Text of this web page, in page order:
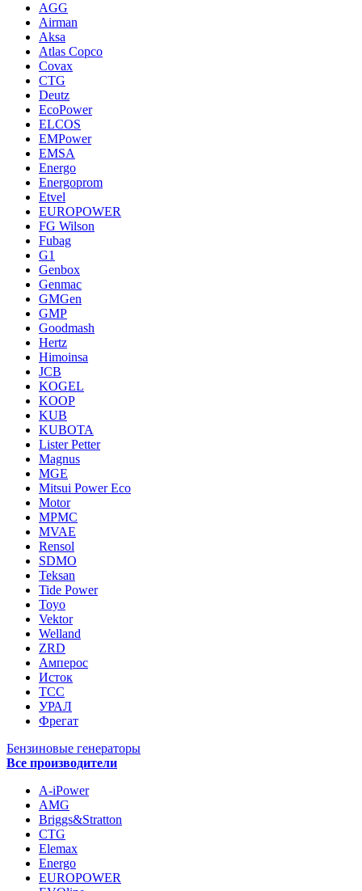
AGG
Airman
Aksa
Atlas Copco
Covax
CTG
Deutz
EcoPower
ELCOS
EMPower
EMSA
Energo
Energoprom
Etvel
EUROPOWER
FG Wilson
Fubag
G1
Genbox
Genmac
GMGen
GMP
Goodmash
Hertz
Himoinsa
JCB
KOGEL
KOOP
KUB
KUBOTA
Lister Petter
Magnus
MGE
Mitsui Power Eco
Motor
MPMC
MVAE
Rensol
SDMO
Teksan
Tide Power
Toyo
Vektor
Welland
ZRD
Амперос
Исток
ТСС
УРАЛ
Фрегат
Бензиновые генераторы
Все производители
A-iPower
AMG
Briggs&Stratton
CTG
Elemax
Energo
EUROPOWER